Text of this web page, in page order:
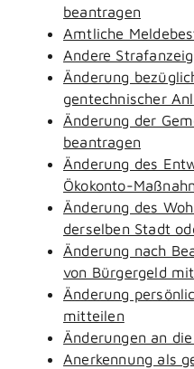
beantragen
Amtliche
Andere
Änderung
gentechnischer
Änderung der
beantragen
Änderung des
Ökokonto-
Änderung des
derselben Stadt
Änderung nach
von Bürgergeld
Änderung
mitteilen
Änderungen an
Anerkennung als